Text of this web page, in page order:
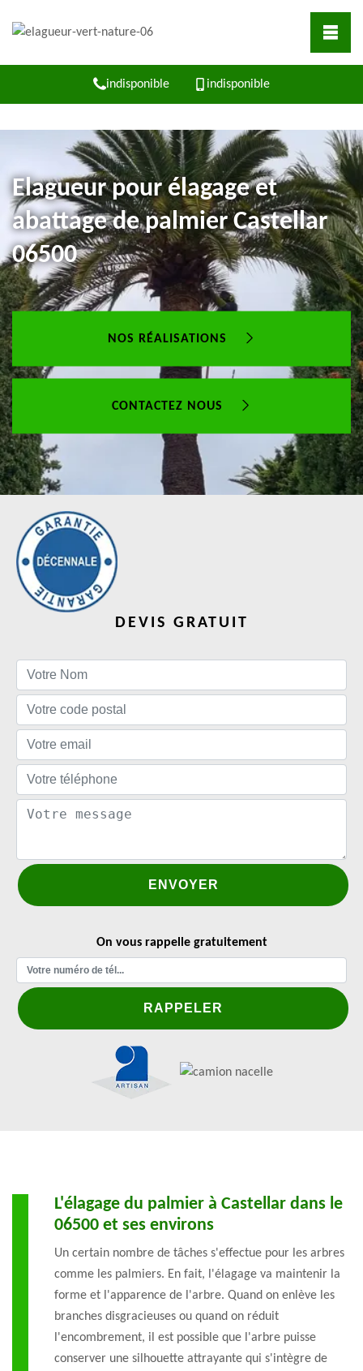
indisponible indisponible
Elagueur pour élagage et
abattage de palmier Castellar
06500
NOS RÉALISATIONS
CONTACTEZ NOUS
DEVIS GRATUIT
On vous rappelle gratuitement
L'élagage du palmier à Castellar dans le
06500 et ses environs
Un certain nombre de tâches s'effectue pour les arbres
comme les palmiers. En fait, l'élagage va maintenir la
forme et l'apparence de l'arbre. Quand on enlève les
branches disgracieuses ou quand on réduit
l'encombrement, il est possible que l'arbre puisse
conserver une silhouette attrayante qui s'intègre de